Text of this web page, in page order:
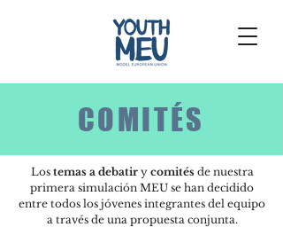
COMITÉS
Los temas a debatir ycomités denuestra
primera simulación MEU se han decidido
entre todos los jóvenes integrantes del equipo
a través de una propuesta conjunta.